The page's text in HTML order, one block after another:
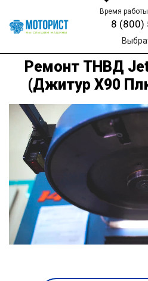
Время
8 (800)
Ремонт ТНВД
(Джитур Х90